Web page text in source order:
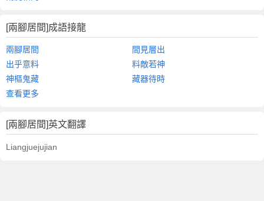
[兩腳居間]成語接龍
兩腳居間
間見層出
出乎意料
料敵若神
神樞鬼藏
藏器待時
查看更多
[兩腳居間]英文翻譯
Liangjuejujian